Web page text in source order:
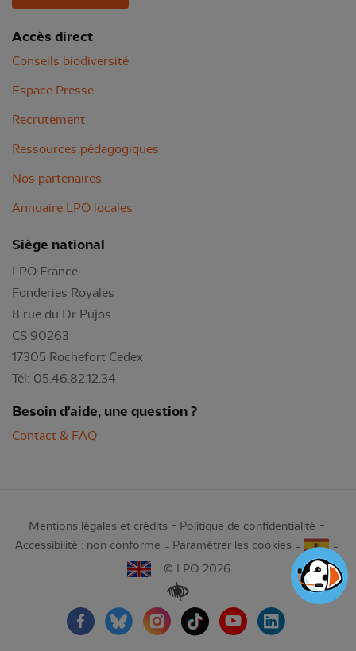
Accès direct
Conseils biodiversité
Espace Presse
Recrutement
Ressources pédagogiques
Nos partenaires
Annuaire LPO locales
Siège national
LPO France
Fonderies Royales
8 rue du Dr Pujos
CS 90263
17305 Rochefort Cedex
Tél: 05.46.82.12.34
Besoin d'aide, une question ?
Contact & FAQ
Mentions légales et crédits
Politique de confidentialité
Accessibilité : non conforme
Paramétrer les cookies
© LPO 2026
Renforcer les contrastes